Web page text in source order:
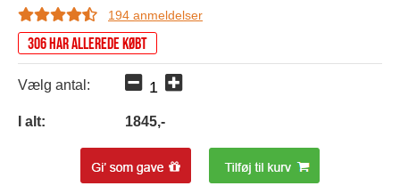
194 anmeldelser
306 har allerede købt
Vælg antal:
I alt: 1845,-